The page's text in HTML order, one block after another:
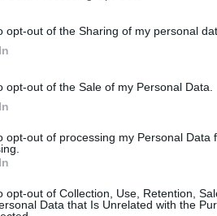
por no participar en la divulgación
en la Lista de participantes intermedios de
opt-out of the Sharing of my personal
opt-out of the Sale of my Personal Data.
opt-out of processing my Personal Data
opt-out of Collection, Use, Retention,
Data that Is Unrelated with the